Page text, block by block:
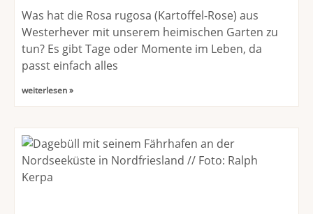
Was hat die Rosa rugosa (Kartoffel-Rose) aus
Westerhever mit unserem heimischen Garten zu
tun? Es gibt Tage oder Momente im Leben, da
passt einfach alles
weiterlesen »